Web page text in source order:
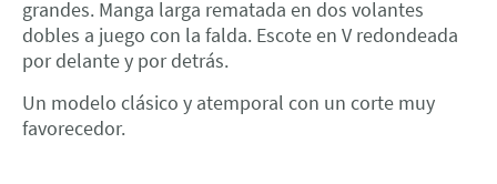
grandes. Manga larga rematada en dos volantes
dobles a juego con la falda. Escote en V redondeada
por delante y por detrás.
Un modelo clásico y atemporal con un corte muy
favorecedor.